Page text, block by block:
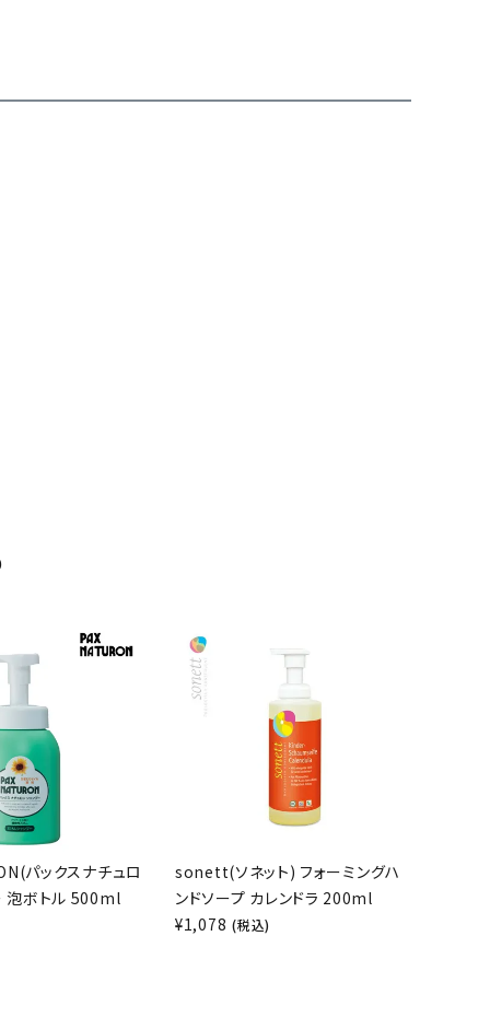
パックスナチュロ
泡ボトル 500ml
sonett(ソネット) フォーミングハ
ンドソープ カレンドラ 200ml
¥1,078 (税込)